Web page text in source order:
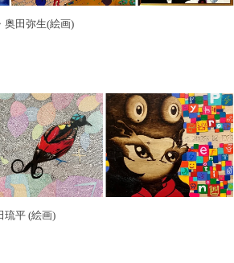
奥田弥生(絵画)
琉平 (絵画)